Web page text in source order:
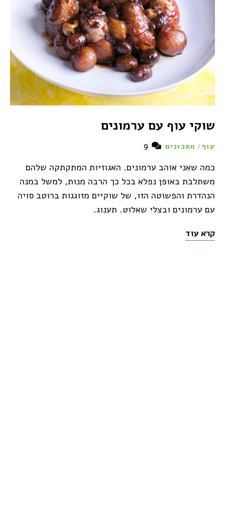
שוקי עוף עם ערמונים
עוף / מתכונים
כמה שאני אוהב ערמונים. האגוזיות המתקתקה שלהם
משתלבת באופן נפלא בכל כך הרבה מנות, למשל במנה
הנהדרת והפשוטה הזו, של שוקיים מזוגגות ברוטב סויה
עם ערמונים ובצלי שאלוט. תענוג.
קרא עוד